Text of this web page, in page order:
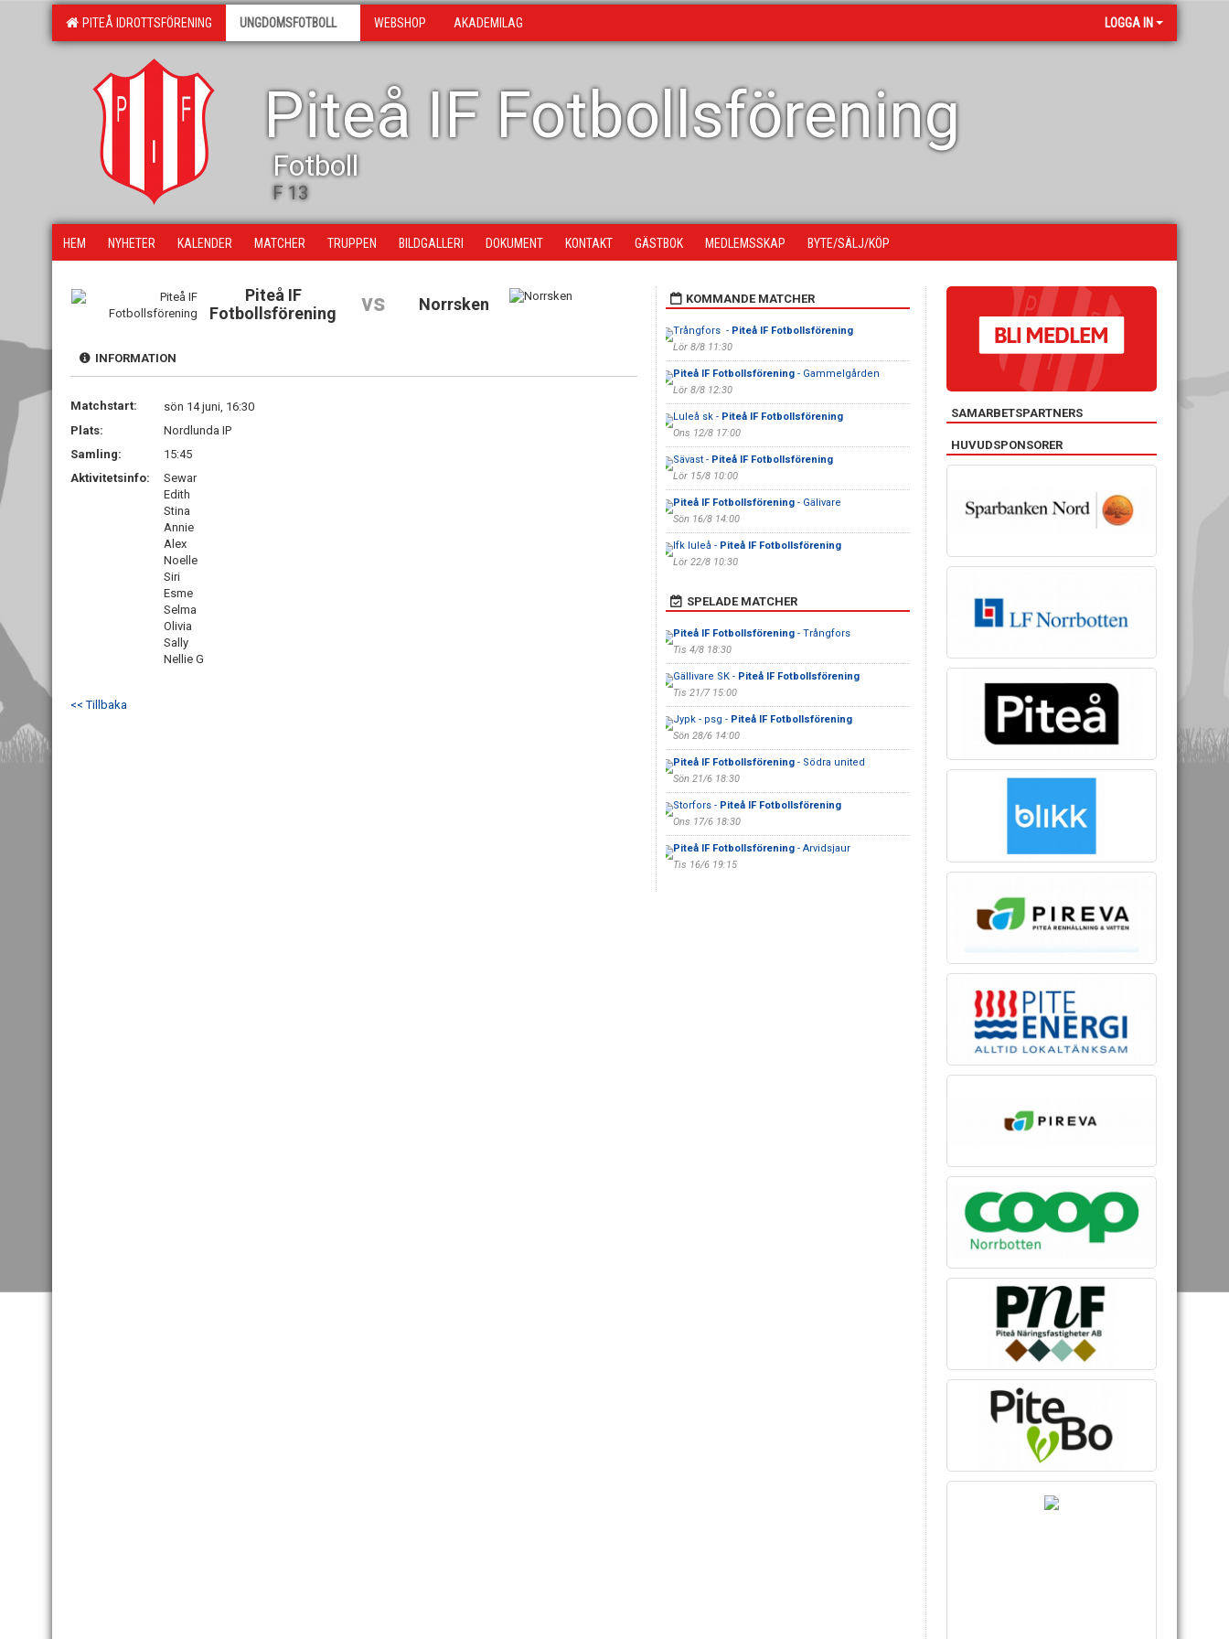
PITEÅ IDROTTSFÖRENING UNGDOMSFOTBOLL WEBSHOP AKADEMILAG LOGGA IN
Piteå IF Fotbollsförening
Fotboll
F 13
HEM NYHETER KALENDER MATCHER TRUPPEN BILDGALLERI DOKUMENT KONTAKT GÄSTBOK MEDLEMSSKAP BYTE/SÄLJ/KÖP
Piteå IF
Fotbollsförening
vs Norrsken
INFORMATION
Matchstart:
sön 14 juni, 16:30
Plats:
Nordlunda IP
Samling:
15:45
Aktivitetsinfo:
Sewar
Edith
Stina
Annie
Alex
Noelle
Siri
Esme
Selma
Olivia
Sally
Nellie G
<< Tillbaka
KOMMANDE MATCHER
Trångfors - Piteå IF Fotbollsförening
Lör 8/8 11:30
Piteå IF Fotbollsförening- Gammelgården
Lör 8/8 12:30
Luleå sk - Piteå IF Fotbollsförening
Ons 12/8 17:00
Sävast - Piteå IF Fotbollsförening
Lör 15/8 10:00
Piteå IF Fotbollsförening- Gälivare
Sön 16/8 14:00
Ifk luleå - Piteå IF Fotbollsförening
Lör 22/8 10:30
SPELADE MATCHER
Piteå IF Fotbollsförening- Trångfors
Tis 4/8 18:30
Gällivare SK - Piteå IF Fotbollsförening
Tis 21/7 15:00
Jypk - psg - Piteå IF Fotbollsförening
Sön 28/6 14:00
Piteå IF Fotbollsförening- Södra united
Sön 21/6 18:30
Storfors - Piteå IF Fotbollsförening
Ons 17/6 18:30
Piteå IF Fotbollsförening- Arvidsjaur
Tis 16/6 19:15
SAMARBETSPARTNERS
HUVUDSPONSORER